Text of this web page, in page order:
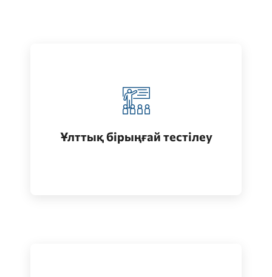
Ұлттық бірыңғай тестілеу
Қазақстанда жоғары білім алу
(бакалавриат)
Өту